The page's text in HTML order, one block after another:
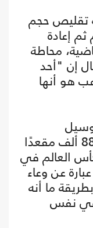
تقليص حجم
إعادة
محاطة
إن "أحد
هو أنها
الأيقوني، الذي يضم أكثر من 88 ألف مقعدًا
العالم في
عن وعاء
ما أنه
نفس